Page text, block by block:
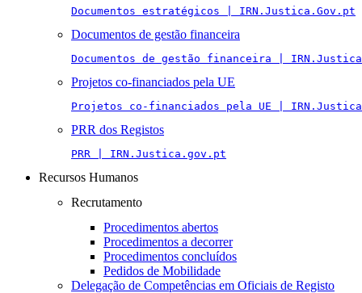
Documentos estratégicos | IRN.Justica.Gov.pt
Documentos de gestão financeira
Documentos de gestão financeira |
Projetos co-financiados pela UE
Projetos co-financiados pela UE |
PRR dos Registos
PRR | IRN.Justica.gov.pt
Recursos Humanos
Recrutamento
Procedimentos abertos
Procedimentos a decorrer
Procedimentos concluídos
Pedidos de Mobilidade
Delegação de Competências em Oficiais de Registo